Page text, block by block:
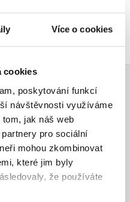
Více o cookies
cookies
poskytování funkcí
návštěvnosti využíváme
tom, jak náš web
pro sociální
mohou zkombinovat
které jim byly
že používáte
výtisku. Do rukou se
a jeho kolegyně, Robin
srdce jsem měla slupnutou jako